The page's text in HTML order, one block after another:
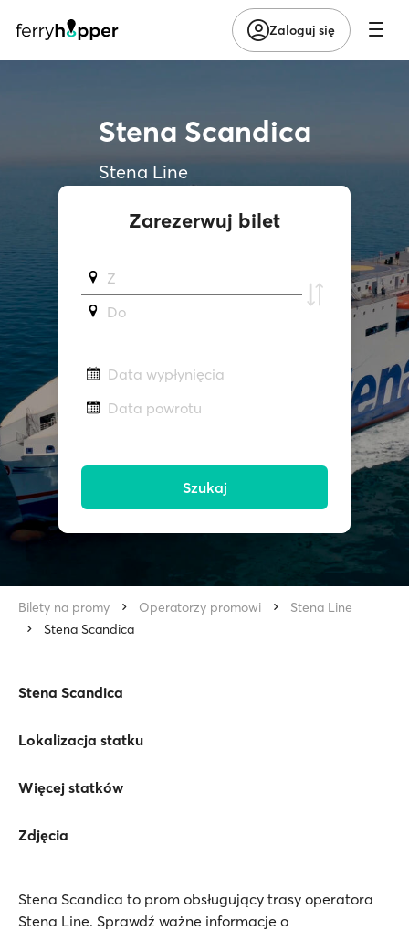
Zaloguj się
Stena Scandica
Stena Line
Zarezerwuj bilet
Z
Do
Data wypłynięcia
Data powrotu
Szukaj
Bilety na promy Operatorzy promowi
Stena Line
Stena Scandica
Stena Scandica
Lokalizacja statku
Więcej statków
Zdjęcia
Stena Scandica to prom obsługujący trasy operatora
Stena Line. Sprawdź ważne informacje o